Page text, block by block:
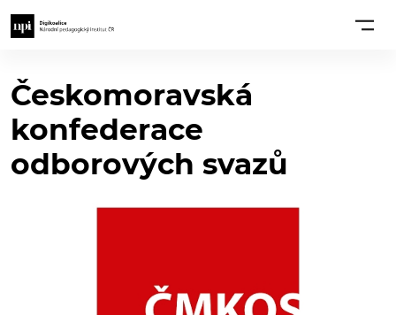
Českomoravská
konfederace
odborových svazů